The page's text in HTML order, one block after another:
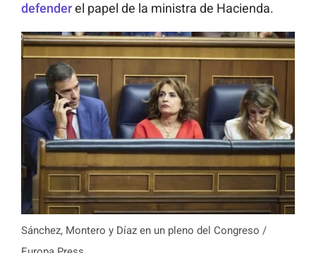
defenderel papel de la ministra de Hacienda.
Sánchez, Montero y Díaz en un pleno del Congreso /